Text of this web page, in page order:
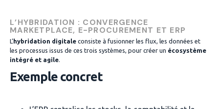
L’HYBRIDATION : CONVERGENCE
MARKETPLACE, E-PROCUREMENT ET ERP
L’hybridation digitale consiste à fusionner les flux, les données et
les processus issus de ces trois systèmes, pour créer un écosystème
intégré et agile.
Exemple concret